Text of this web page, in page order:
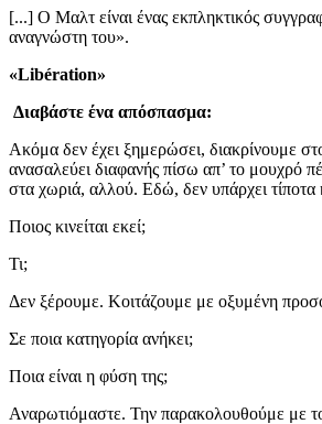
[...] Ο Μαλτ είναι ένας εκπληκτικός
αναγνώστη του».
«Libération»
Διαβάστε ένα απόσπασμα:
Ακόμα δεν έχει ξημερώσει, διακρίνουμε
ανασαλεύει διαφανής πίσω απ’ το μουχρό
στα χωριά, αλλού. Εδώ, δεν υπάρχει
Ποιος κινείται εκεί;
Τι;
Δεν ξέρουμε. Κοιτάζουμε με οξυμένη
Σε ποια κατηγορία ανήκει;
Ποια είναι η φύση της;
Αναρωτιόμαστε. Την παρακολουθούμε με